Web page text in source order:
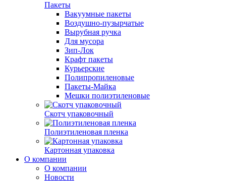
Пакеты
Вакуумные пакеты
Воздушно-пузырчатые
Вырубная ручка
Для мусора
Зип-Лок
Крафт пакеты
Курьерские
Полипропиленовые
Пакеты-Майка
Мешки полиэтиленовые
Скотч упаковочный
Полиэтиленовая пленка
Картонная упаковка
О компании
О компании
Новости